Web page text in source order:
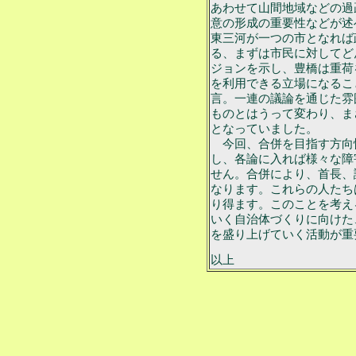
あわせて山間地域などの
意の形成の重要性などが
東三河が一つの市となれ
る、まずは市民に対して
ジョンを示し、豊橋は重
を利用できる立場になる
言。一連の議論を通じた
ものとはうって変わり、
となっていました。
今回、合併を目指す方向
し、各論に入れば様々な
せん。合併により、首長
なります。これらの人た
り得ます。このことを考
いく自治体づくりに向け
を盛り上げていく活動が
以上